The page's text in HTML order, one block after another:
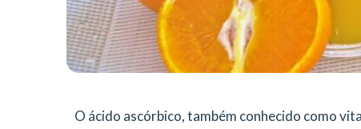
O ácido ascórbico, também conhecido como